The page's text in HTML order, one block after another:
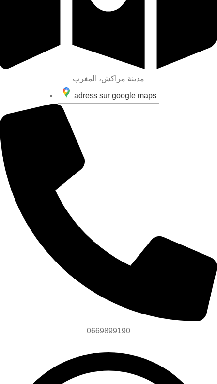
مدينة مراكش، المغرب
adress sur google maps
0669899190